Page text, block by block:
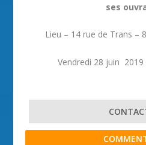
ses
Lieu – 14 rue de Trans –
Vendredi 28 juin